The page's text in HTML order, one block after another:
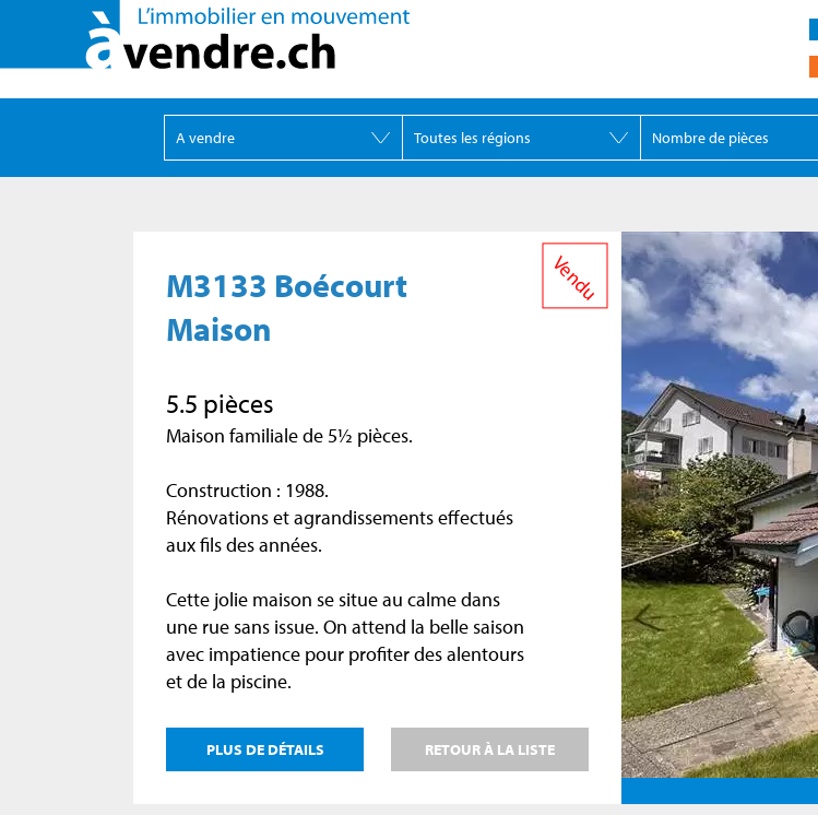
M3133 Boécourt
Maison
5.5 pièces
Vendu
Maison familiale de 5½ pièces.
Construction : 1988.
Rénovations et agrandissements effectués
aux fils des années.
Cette jolie maison se situe au calme dans
une rue sans issue. On attend la belle saison
avec impatience pour profiter des alentours
et de la piscine.
PLUS DE DÉTAILS RETOUR À LA LISTE